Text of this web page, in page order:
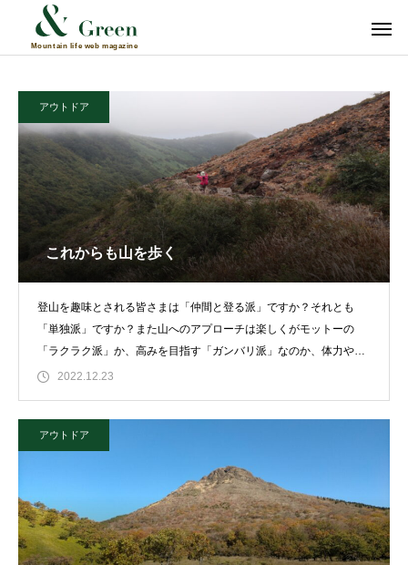
アウトドア
これからも山を歩く
登山を趣味とされる皆さまは「仲間と登る派」ですか？それとも
「単独派」ですか？また山へのアプローチは楽しくがモットーの
「ラクラク派」か、高みを目指す「ガンバリ派」なのか、体力や年
齢、他の趣味との
2022.12.23
アウトドア